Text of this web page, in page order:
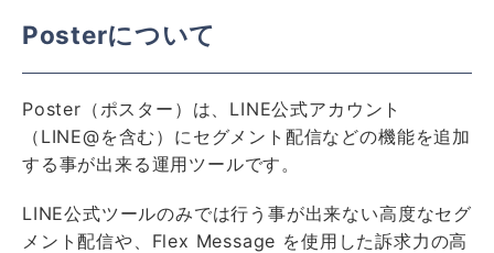
Posterについて
Poster（ポスター）は、LINE公式アカウント
（LINE@を含む）にセグメント配信などの機能を追加
する事が出来る運用ツールです。
LINE公式ツールのみでは行う事が出来ない高度なセグ
メント配信や、Flex Message を使用した訴求力の高